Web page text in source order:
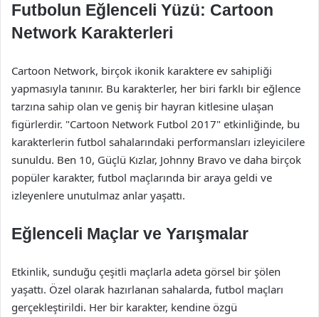
Futbolun Eğlenceli Yüzü: Cartoon
Network Karakterleri
Cartoon Network, birçok ikonik karaktere ev sahipliği
yapmasıyla tanınır. Bu karakterler, her biri farklı bir eğlence
tarzına sahip olan ve geniş bir hayran kitlesine ulaşan
figürlerdir. "Cartoon Network Futbol 2017" etkinliğinde, bu
karakterlerin futbol sahalarındaki performansları izleyicilere
sunuldu. Ben 10, Güçlü Kızlar, Johnny Bravo ve daha birçok
popüler karakter, futbol maçlarında bir araya geldi ve
izleyenlere unutulmaz anlar yaşattı.
Eğlenceli Maçlar ve Yarışmalar
Etkinlik, sunduğu çeşitli maçlarla adeta görsel bir şölen
yaşattı. Özel olarak hazırlanan sahalarda, futbol maçları
gerçekleştirildi. Her bir karakter, kendine özgü